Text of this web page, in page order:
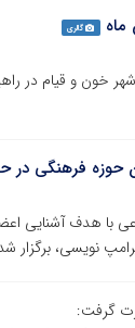
گالری
حوزه فرهنگی
با هدف آشنایی
نویسی، برگزار
گرفت: